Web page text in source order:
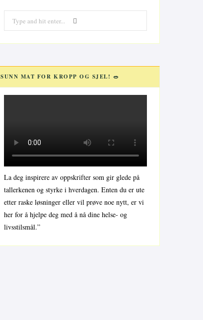
for:
SUNN MAT FOR KROPP OG SJEL! 🥗
La deg inspirere av oppskrifter som gir glede på
tallerkenen og styrke i hverdagen. Enten du er ute
etter raske løsninger eller vil prøve noe nytt, er vi
her for å hjelpe deg med å nå dine helse- og
livsstilsmål.”